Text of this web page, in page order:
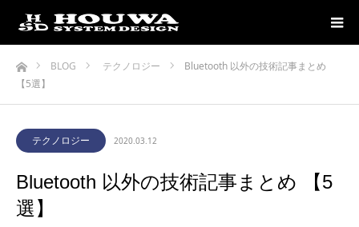
ホームBLOG テクノロジー
Bluetooth 以外の技術記事まとめ
【5選】
テクノロジー 2020.03.12
Bluetooth 以外の技術記事まとめ 【5
選】